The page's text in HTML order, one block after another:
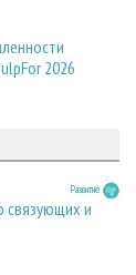
2026
Развитие
связующих и